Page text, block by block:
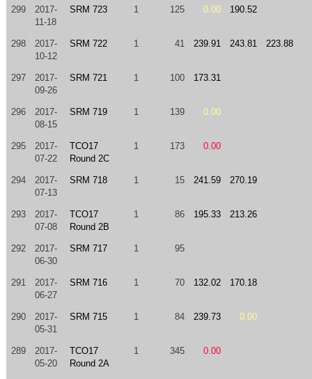
299
2017-
11-18
SRM 723 1 125 0.00 190.52
298
2017-
10-12
SRM 722 1 41 239.91 243.81 223.88
297
2017-
09-26
SRM 721 1 100 173.31
296
2017-
08-15
SRM 719 1 139 0.00
295
2017-
07-22
TCO17
Round 2C
1 173 0.00
294
2017-
07-13
SRM 718 1 15 241.59 270.19
293
2017-
07-08
TCO17
Round 2B
1 86 195.33 213.26
292
2017-
06-30
SRM 717 1 95
291
2017-
06-27
SRM 716 1 70 132.02 170.18
290
2017-
05-31
SRM 715 1 84 239.73 0.00
289
2017-
05-20
TCO17
Round 2A
1 345 0.00